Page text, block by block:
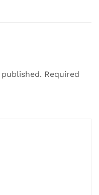
Required